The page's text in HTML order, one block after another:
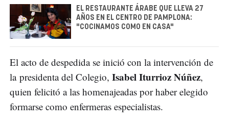
EL RESTAURANTE ÁRABE QUE LLEVA 27
AÑOS EN EL CENTRO DE PAMPLONA:
"COCINAMOS COMO EN CASA"
El acto de despedida se inició con la intervención de
la presidenta del Colegio, Isabel Iturrioz Núñez,
quien felicitó a las homenajeadas por haber elegido
formarse como enfermeras especialistas.